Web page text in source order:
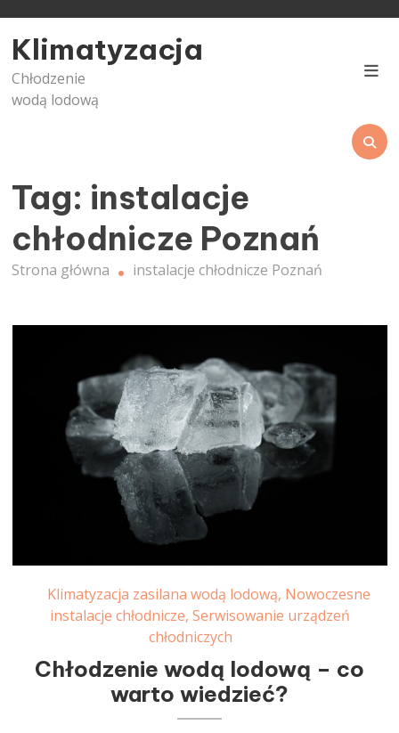
content
Klimatyzacja
Chłodzenie
wodą lodową
Tag: instalacje
chłodnicze Poznań
Strona główna instalacje chłodnicze Poznań
Klimatyzacja zasilana wodą lodową, Nowoczesne
instalacje chłodnicze, Serwisowanie urządzeń
chłodniczych
Chłodzenie wodą lodową – co
warto wiedzieć?